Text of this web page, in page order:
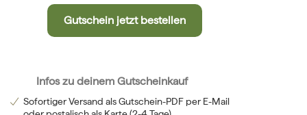
Gutschein jetzt bestellen
Infos zu deinem Gutscheinkauf
Sofortiger Versand als Gutschein-PDF per E-Mail